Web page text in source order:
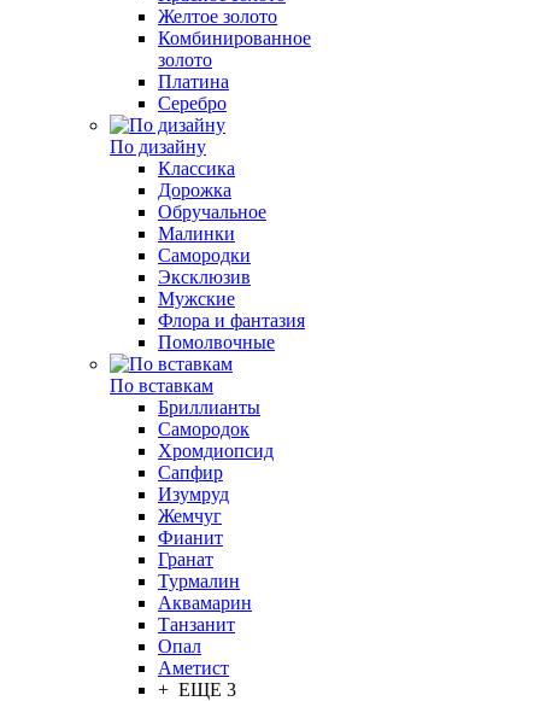
Желтое золото
Комбинированное
золото
Платина
Серебро
По дизайну
Классика
Дорожка
Обручальное
Малинки
Самородки
Эксклюзив
Мужские
Флора и фантазия
Помолвочные
По вставкам
Бриллианты
Самородок
Хромдиопсид
Сапфир
Изумруд
Жемчуг
Фианит
Гранат
Турмалин
Аквамарин
Танзанит
Опал
Аметист
+ ЕЩЕ 3